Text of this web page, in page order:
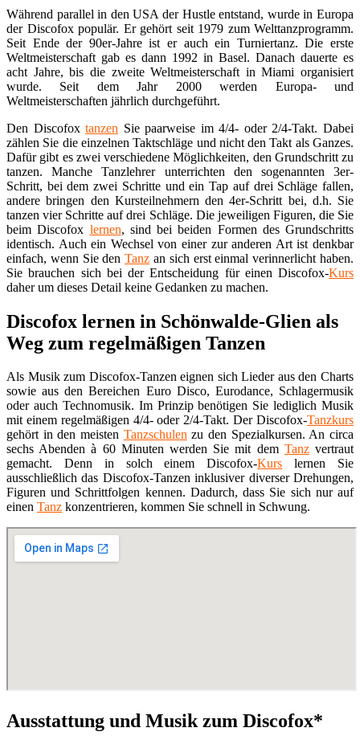
Während parallel in den USA der Hustle entstand, wurde in Europa
der Discofox populär. Er gehört seit 1979 zum Welttanzprogramm.
Seit Ende der 90er-Jahre ist er auch ein Turniertanz. Die erste
Weltmeisterschaft gab es dann 1992 in Basel. Danach dauerte es
acht Jahre, bis die zweite Weltmeisterschaft in Miami organisiert
wurde. Seit dem Jahr 2000 werden Europa- und
Weltmeisterschaften jährlich durchgeführt.
Den Discofoxtanzen Sie paarweise im 4/4- oder 2/4-Takt. Dabei
zählen Sie die einzelnen Taktschläge und nicht den Takt als Ganzes.
Dafür gibt es zwei verschiedene Möglichkeiten, den Grundschritt zu
tanzen. Manche Tanzlehrer unterrichten den sogenannten 3er-
Schritt, bei dem zwei Schritte und ein Tap auf drei Schläge fallen,
andere bringen den Kursteilnehmern den 4er-Schritt bei, d.h. Sie
tanzen vier Schritte auf drei Schläge. Die jeweiligen Figuren, die Sie
beim Discofox lernen, sind bei beiden Formen des Grundschritts
identisch. Auch ein Wechsel von einer zur anderen Art ist denkbar
einfach, wenn Sie denTanz an sich erst einmal verinnerlicht haben.
Sie brauchen sich bei der Entscheidung für einen Discofox-Kurs
daher um dieses Detail keine Gedanken zu machen.
Discofox lernen in Schönwalde-Glien als
Weg zum regelmäßigen Tanzen
Als Musik zum Discofox-Tanzen eignen sich Lieder aus den Charts
sowie aus den Bereichen Euro Disco, Eurodance, Schlagermusik
oder auch Technomusik. Im Prinzip benötigen Sie lediglich Musik
mit einem regelmäßigen 4/4- oder 2/4-Takt. Der Discofox-Tanzkurs
gehört in den meisten Tanzschulenzu den Spezialkursen. An circa
sechs Abenden à 60 Minuten werden Sie mit dem Tanzvertraut
gemacht. Denn in solch einem Discofox-Kurs lernen Sie
ausschließlich das Discofox-Tanzen inklusiver diverser Drehungen,
Figuren und Schrittfolgen kennen. Dadurch, dass Sie sich nur auf
einen Tanz konzentrieren, kommen Sie schnell in Schwung.
Ausstattung und Musik zum Discofox*